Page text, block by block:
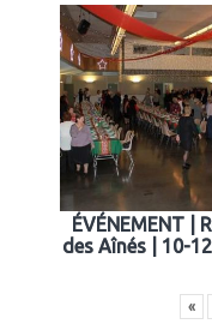
ÉVÉNEMENT |
des Aînés | 10-
«